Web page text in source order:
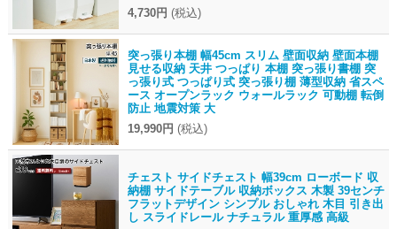
4,730円 (税込)
突っ張り本棚 幅45cm スリム 壁面収納 壁面本棚
見せる収納 天井 つっぱり 本棚 突っ張り書棚 突
っ張り式 つっぱり式 突っ張り棚 薄型収納 省スペ
ース オープンラック ウォールラック 可動棚 転倒
防止 地震対策 大
19,990円 (税込)
チェスト サイドチェスト 幅39cm ローボード 収
納棚 サイドテーブル 収納ボックス 木製 39センチ
フラットデザイン シンプル おしゃれ 木目 引き出
し スライドレール ナチュラル 重厚感 高級